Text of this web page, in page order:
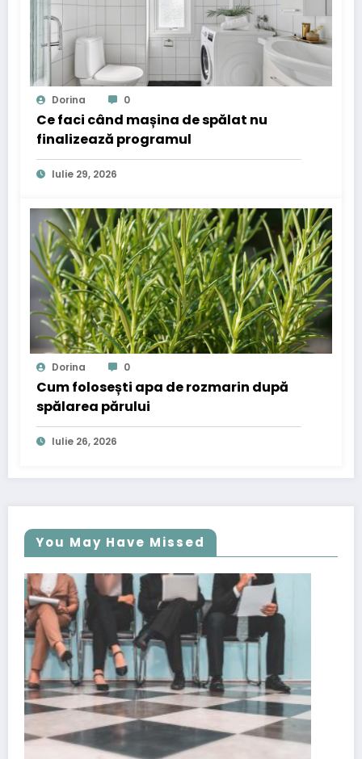
Dorina 0
Ce faci când mașina de spălat nu
finalizează programul
Iulie 29, 2026
Dorina 0
Cum folosești apa de rozmarin după
spălarea părului
Iulie 26, 2026
You May Have Missed
PR